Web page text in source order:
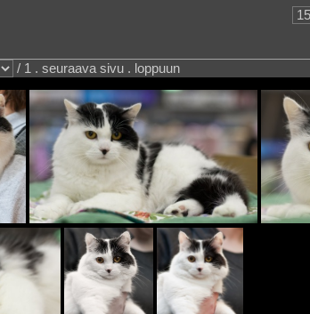
/ 1 . seuraava sivu . loppuun